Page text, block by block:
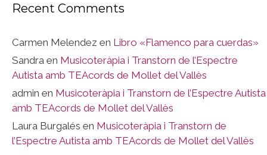
Recent Comments
Carmen Melendez en Libro «Flamenco para cuerdas»
Sandra en Musicoteràpia i Transtorn de l’Espectre
Autista amb TEAcords de Mollet del Vallès
admin en Musicoteràpia i Transtorn de l’Espectre Autista
amb TEAcords de Mollet del Vallès
Laura Burgalés en Musicoteràpia i Transtorn de
l’Espectre Autista amb TEAcords de Mollet del Vallès